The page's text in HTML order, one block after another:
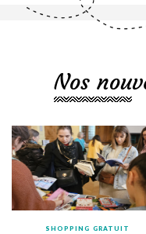
Nos
SHOPPING GRATUIT